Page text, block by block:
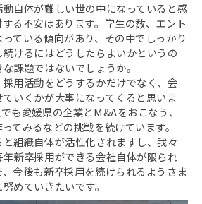
自体が難しい世の中になっていると感
る不安はあります。学生の数、エント
ている傾向があり、その中でしっかり
けるにはどうしたらよいかというの
課題ではないでしょうか。
用活動をどうするかだけでなく、会
いくかが大事になってくると思いま
も愛媛県の企業とM&Aをおこなう、
てみるなどの挑戦を続けています。
組織自体が活性化されますし、我々
新卒採用ができる会社自体が限られ
今後も新卒採用を続けられるようさま
めていきたいです。